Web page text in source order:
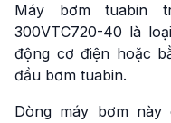
Máy bơm tuabin
300VTC720-40 là
động cơ điện hoặc
đầu bơm tuabin.
Dòng máy bơm